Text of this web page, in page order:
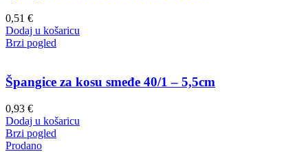
0,51 €
Dodaj u košaricu
Brzi pogled
Špangice za kosu smeđe 40/1 – 5,5cm
0,93 €
Dodaj u košaricu
Brzi pogled
Prodano